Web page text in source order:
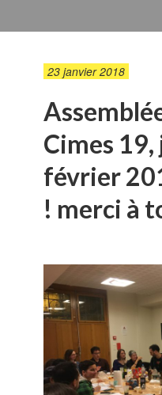
23 janvier 2018
Cimes
février
! merci à